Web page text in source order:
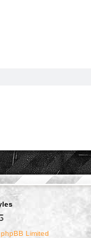
Limited